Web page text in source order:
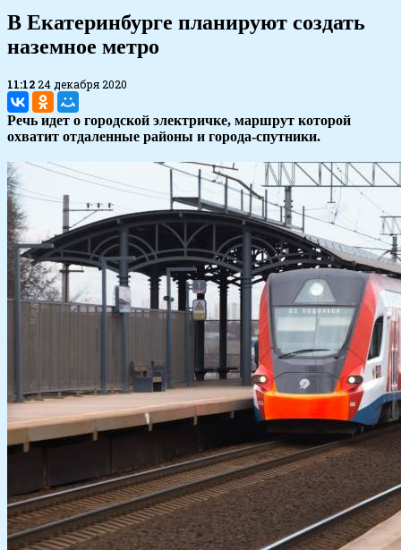
В Екатеринбурге планируют создать
наземное метро
11:1224 декабря 2020
Речь идет о городской электричке, маршрут которой
охватит отдаленные районы и города-спутники.